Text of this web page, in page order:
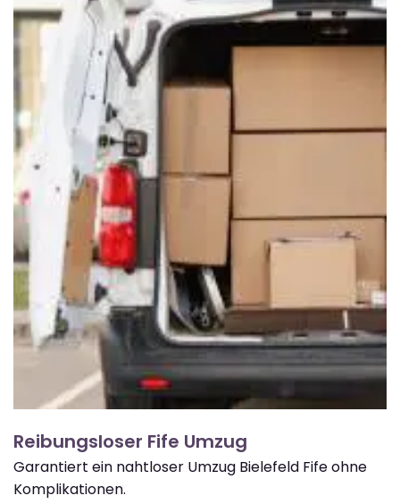
Reibungsloser Fife Umzug
Garantiert ein nahtloser Umzug Bielefeld Fife ohne
Komplikationen.